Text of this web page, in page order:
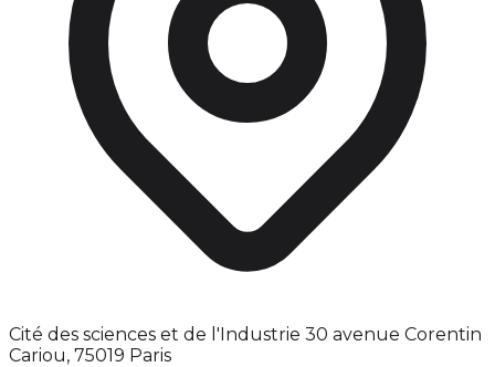
Cité des sciences et de l'Industrie 30 avenue Corentin
Cariou, 75019 Paris